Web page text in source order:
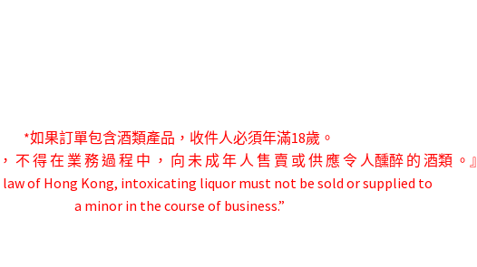
*如果訂單包含酒類產品，收件人必須年滿18歲。
不 得 在 業 務 過 程 中 ， 向 未 成 年 人 售 賣 或 供 應 令 人醺醉 的 酒類 。』
law of Hong Kong, intoxicating liquor must not be sold or supplied to
a minor in the course of business.”